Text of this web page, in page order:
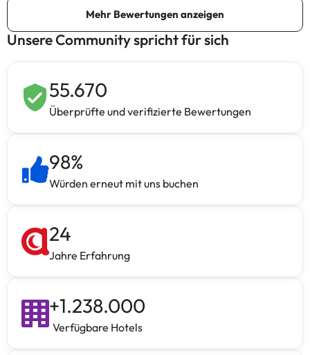
Unsere Community spricht für sich
55.670
Überprüfte und verifizierte Bewertungen
98%
Würden erneut mit uns buchen
24
Jahre Erfahrung
+1.238.000
Verfügbare Hotels